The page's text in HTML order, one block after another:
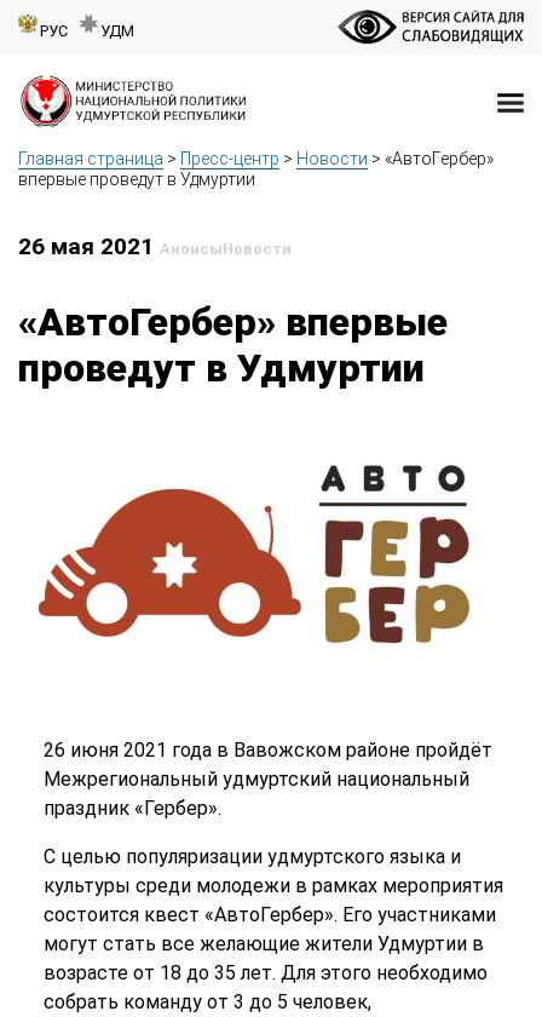
РУС УДМ
Главная страница > Пресс-центр > Новости > «АвтоГербер»
впервые проведут в Удмуртии
26 мая 2021 АнонсыНовости
«АвтоГербер» впервые
проведут в Удмуртии
26 июня 2021 года в Вавожском районе пройдёт
Межрегиональный удмуртский национальный
праздник «Гербер».
С целью популяризации удмуртского языка и
культуры среди молодежи в рамках мероприятия
состоится квест «АвтоГербер». Его участниками
могут стать все желающие жители Удмуртии в
возрасте от 18 до 35 лет. Для этого необходимо
собрать команду от 3 до 5 человек,